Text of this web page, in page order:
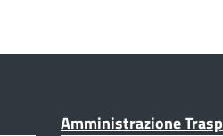
Amministrazione